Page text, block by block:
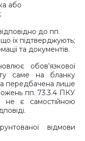
або
до пп.
їх підтверджують;
та документів.
обов’язкової
саме на бланку
передбачена лише
пп. 73.3.4 ПКУ
не є самостійною
відмови